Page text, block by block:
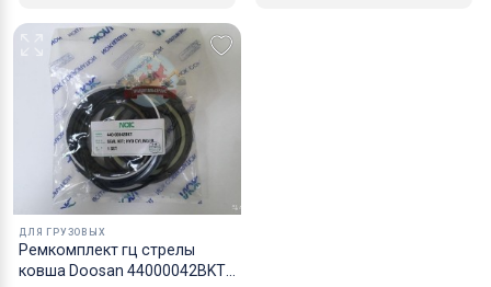
ДЛЯ ГРУЗОВЫХ
Ремкомплект гц стрелы
ковша Doosan 44000042BKT